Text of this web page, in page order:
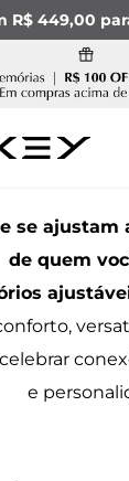
R$ 449,00
se ajustam
de quem
e